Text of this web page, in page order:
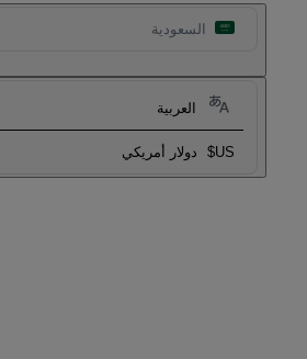
السعودية
العربية
US$ دولار أمريكي